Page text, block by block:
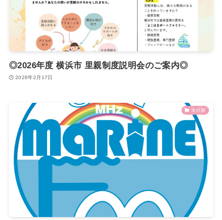
◎2026年度 横浜市 里親制度説明会のご案内◎
2026年2月17日
未分類